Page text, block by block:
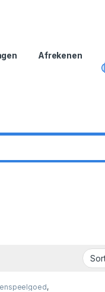
Afrekenen
,